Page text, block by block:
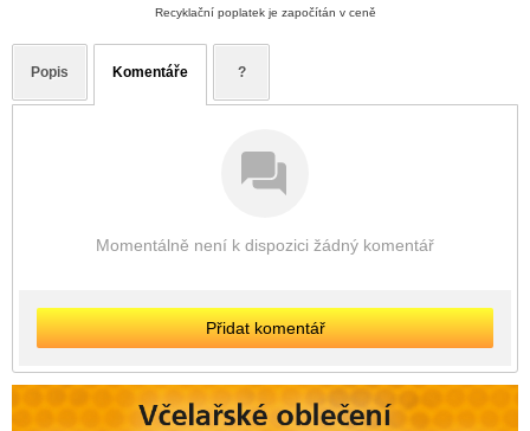
Recyklační poplatek je započítán v ceně
Popis Komentáře ?
Momentálně není k dispozici žádný komentář
Přidat komentář